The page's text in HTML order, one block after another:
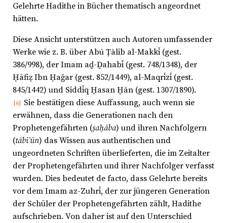
Gelehrte Hadithe in Bücher thematisch angeordnet
hätten.
Diese Ansicht unterstützen auch Autoren umfassender
Werke wie z. B. über Abū Ṭālib al-Makkī (gest.
386/998), der Imam aḏ-Ḏahabī (gest. 748/1348), der
Ḥāfiẓ Ibn Ḥaǧar (gest. 852/1449), al-Maqrīzī (gest.
845/1442) und Siddīq Ḥasan Ḫān (gest. 1307/1890).
[6] Sie bestätigen diese Auffassung, auch wenn sie
erwähnen, dass die Generationen nach den
Prophetengefährten (ṣaḥāba) und ihren Nachfolgern
(tābiʿūn) das Wissen aus authentischen und
ungeordneten Schriften überlieferten, die im Zeitalter
der Prophetengefährten und ihrer Nachfolger verfasst
wurden. Dies bedeutet de facto, dass Gelehrte bereits
vor dem Imam az-Zuhrī, der zur jüngeren Generation
der Schüler der Prophetengefährten zählt, Hadithe
aufschrieben. Von daher ist auf den Unterschied